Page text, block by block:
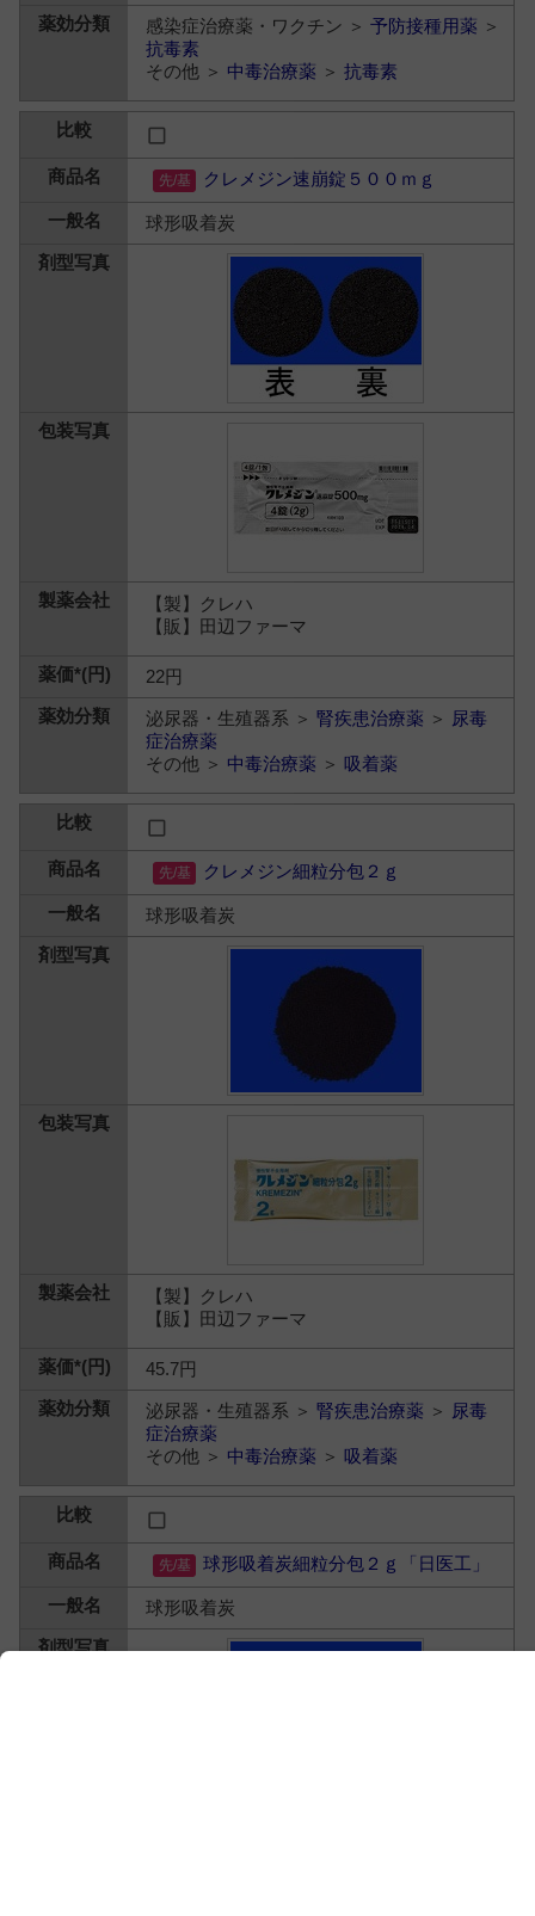
感染症治療薬・ワクチン ＞予防接種用薬 ＞
抗毒素
その他 ＞ 中毒治療薬 ＞抗毒素
クレメジン速崩錠５００ｍｇ
球形吸着炭
【製】クレハ
【販】田辺ファーマ
22円
泌尿器・生殖器系 ＞腎疾患治療薬 ＞ 尿毒
症治療薬
その他 ＞ 中毒治療薬 ＞吸着薬
クレメジン細粒分包２ｇ
球形吸着炭
【製】クレハ
【販】田辺ファーマ
45.7円
泌尿器・生殖器系 ＞腎疾患治療薬 ＞ 尿毒
症治療薬
その他 ＞ 中毒治療薬 ＞吸着薬
球形吸着炭細粒分包２ｇ「日医工」
球形吸着炭